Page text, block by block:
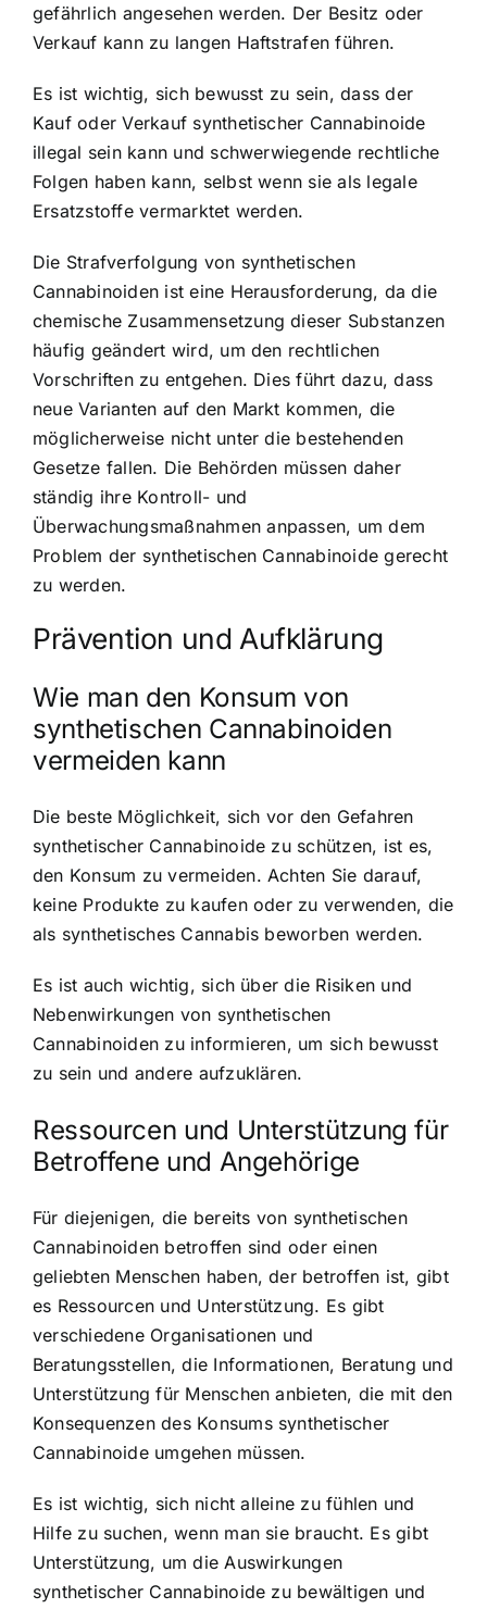
gefährlich angesehen werden. Der Besitz oder
Verkauf kann zu langen Haftstrafen führen.
Es ist wichtig, sich bewusst zu sein, dass der
Kauf oder Verkauf synthetischer Cannabinoide
illegal sein kann und schwerwiegende rechtliche
Folgen haben kann, selbst wenn sie als legale
Ersatzstoffe vermarktet werden.
Die Strafverfolgung von synthetischen
Cannabinoiden ist eine Herausforderung, da die
chemische Zusammensetzung dieser Substanzen
häufig geändert wird, um den rechtlichen
Vorschriften zu entgehen. Dies führt dazu, dass
neue Varianten auf den Markt kommen, die
möglicherweise nicht unter die bestehenden
Gesetze fallen. Die Behörden müssen daher
ständig ihre Kontroll- und
Überwachungsmaßnahmen anpassen, um dem
Problem der synthetischen Cannabinoide gerecht
zu werden.
Prävention und Aufklärung
Wie man den Konsum von
synthetischen Cannabinoiden
vermeiden kann
Die beste Möglichkeit, sich vor den Gefahren
synthetischer Cannabinoide zu schützen, ist es,
den Konsum zu vermeiden. Achten Sie darauf,
keine Produkte zu kaufen oder zu verwenden, die
als synthetisches Cannabis beworben werden.
Es ist auch wichtig, sich über die Risiken und
Nebenwirkungen von synthetischen
Cannabinoiden zu informieren, um sich bewusst
zu sein und andere aufzuklären.
Ressourcen und Unterstützung für
Betroffene und Angehörige
Für diejenigen, die bereits von synthetischen
Cannabinoiden betroffen sind oder einen
geliebten Menschen haben, der betroffen ist, gibt
es Ressourcen und Unterstützung. Es gibt
verschiedene Organisationen und
Beratungsstellen, die Informationen, Beratung und
Unterstützung für Menschen anbieten, die mit den
Konsequenzen des Konsums synthetischer
Cannabinoide umgehen müssen.
Es ist wichtig, sich nicht alleine zu fühlen und
Hilfe zu suchen, wenn man sie braucht. Es gibt
Unterstützung, um die Auswirkungen
synthetischer Cannabinoide zu bewältigen und